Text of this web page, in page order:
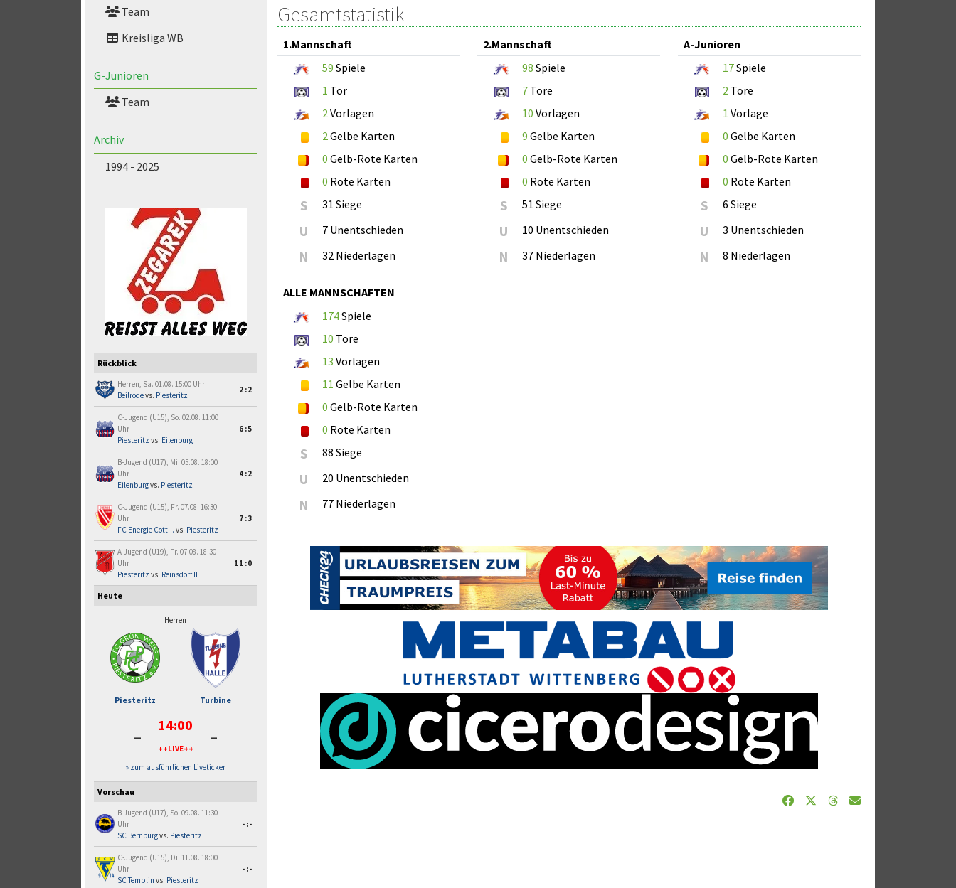
Team
Kreisliga WB
G-Junioren
Team
Archiv
1994 - 2025
Rückblick
Herren, Sa. 01.08. 15:00 Uhr
Beilrodevs. Piesteritz
2:2
C-Jugend (U15), So. 02.08. 11:00
Uhr
Piesteritz vs. Eilenburg
6:5
B-Jugend (U17), Mi. 05.08. 18:00
Uhr
Eilenburgvs. Piesteritz
4:2
C-Jugend (U15), Fr. 07.08. 16:30
Uhr
FC Energie Cott... vs. Piesteritz
7:3
A-Jugend (U19), Fr. 07.08. 18:30
Uhr
Piesteritz vs. Reinsdorf II
11:0
Heute
Herren
Piesteritz Turbine
- 14:00
++LIVE++ -
» zum ausführlichen Liveticker
Vorschau
B-Jugend (U17), So. 09.08. 11:30
Uhr
SC Bernburgvs. Piesteritz
-:-
C-Jugend (U15), Di. 11.08. 18:00
Uhr
SC Templin vs. Piesteritz
-:-
Gesamtstatistik
1.Mannschaft
59 Spiele
1 Tor
2 Vorlagen
2 Gelbe Karten
0 Gelb-Rote Karten
0 Rote Karten
S 31 Siege
U 7 Unentschieden
N 32 Niederlagen
2.Mannschaft
98 Spiele
7 Tore
10 Vorlagen
9 Gelbe Karten
0 Gelb-Rote Karten
0 Rote Karten
S 51 Siege
U 10 Unentschieden
N 37 Niederlagen
A-Junioren
17Spiele
2 Tore
1 Vorlage
0 Gelbe Karten
0 Gelb-Rote Karten
0 Rote Karten
S 6 Siege
U 3 Unentschieden
N 8 Niederlagen
ALLE MANNSCHAFTEN
174Spiele
10 Tore
13 Vorlagen
11 Gelbe Karten
0 Gelb-Rote Karten
0 Rote Karten
S 88 Siege
U 20 Unentschieden
N 77 Niederlagen